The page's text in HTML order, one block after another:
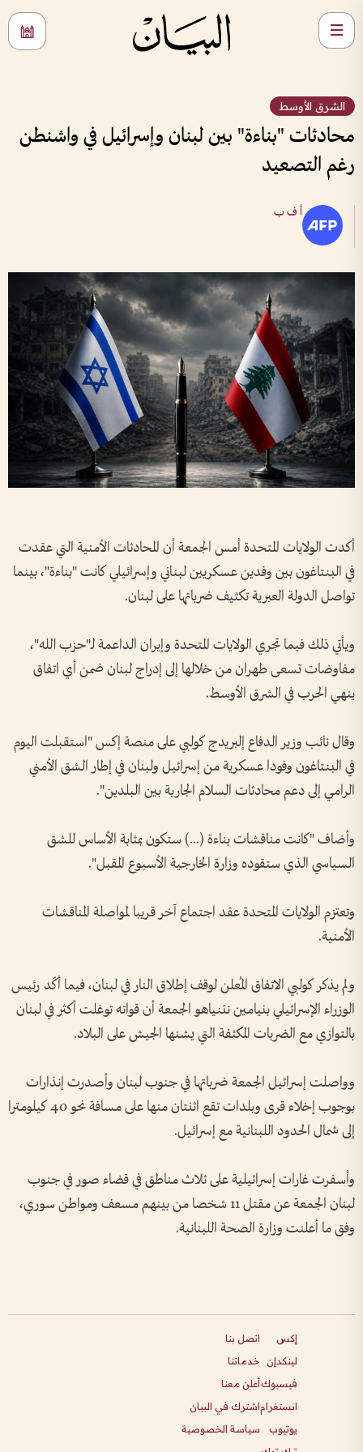
الشرق الأوسط
محادثات "بناءة" بين لبنان وإسرائيل في واشنطن
رغم التصعيد
أ ف ب
أكدت الولايات المتحدة أمس الجمعة أن المحادثات الأمنية التي عقدت
في البنتاغون بين وفدين عسكريين لبناني وإسرائيلي كانت "بناءة"، بينما
تواصل الدولة العبرية تكثيف ضرباتها على لبنان.
ويأتي ذلك فيما تجري الولايات المتحدة وإيران الداعمة لـ"حزب الله"،
مفاوضات تسعى طهران من خلالها إلى إدراج لبنان ضمن أي اتفاق
ينهي الحرب في الشرق الأوسط.
وقال نائب وزير الدفاع إلبريدج كولبي على منصة إكس "استقبلت اليوم
في البنتاغون وفودا عسكرية من إسرائيل ولبنان في إطار الشق الأمني
الرامي إلى دعم محادثات السلام الجارية بين البلدين".
وأضاف "كانت مناقشات بناءة (...) ستكون بمثابة الأساس للشق
السياسي الذي ستقوده وزارة الخارجية الأسبوع المقبل".
وتعتزم الولايات المتحدة عقد اجتماع آخر قريبا لمواصلة المناقشات
الأمنية.
ولم يذكر كولبي الاتفاق المُعلن لوقف إطلاق النار في لبنان، فيما أكّد رئيس
الوزراء الإسرائيلي بنيامين نتنياهو الجمعة أن قواته توغلت أكثر في لبنان
بالتوازي مع الضربات المكثفة التي يشنها الجيش على البلاد.
وواصلت إسرائيل الجمعة ضرباتها في جنوب لبنان وأصدرت إنذارات
بوجوب إخلاء قرى وبلدات تقع اثنتان منها على مسافة نحو 40 كيلومترا
إلى شمال الحدود اللبنانية مع إسرائيل.
وأسفرت غارات إسرائيلية على ثلاث مناطق في قضاء صور في جنوب
لبنان الجمعة عن مقتل 11 شخصا من بينهم مسعف ومواطن سوري،
وفق ما أعلنت وزارة الصحة اللبنانية.
إكس
لينكدإن
فيسبوك
انستغرام
يوتيوب
اتصل بنا
خدماتنا
أعلن معنا
اشترك في البيان
سياسة الخصوصية